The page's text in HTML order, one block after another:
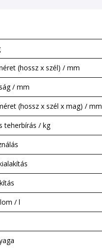
(hossz x szél) / mm
/ mm
(hossz x szél x mag) / mm
teherbírás / kg
/ l